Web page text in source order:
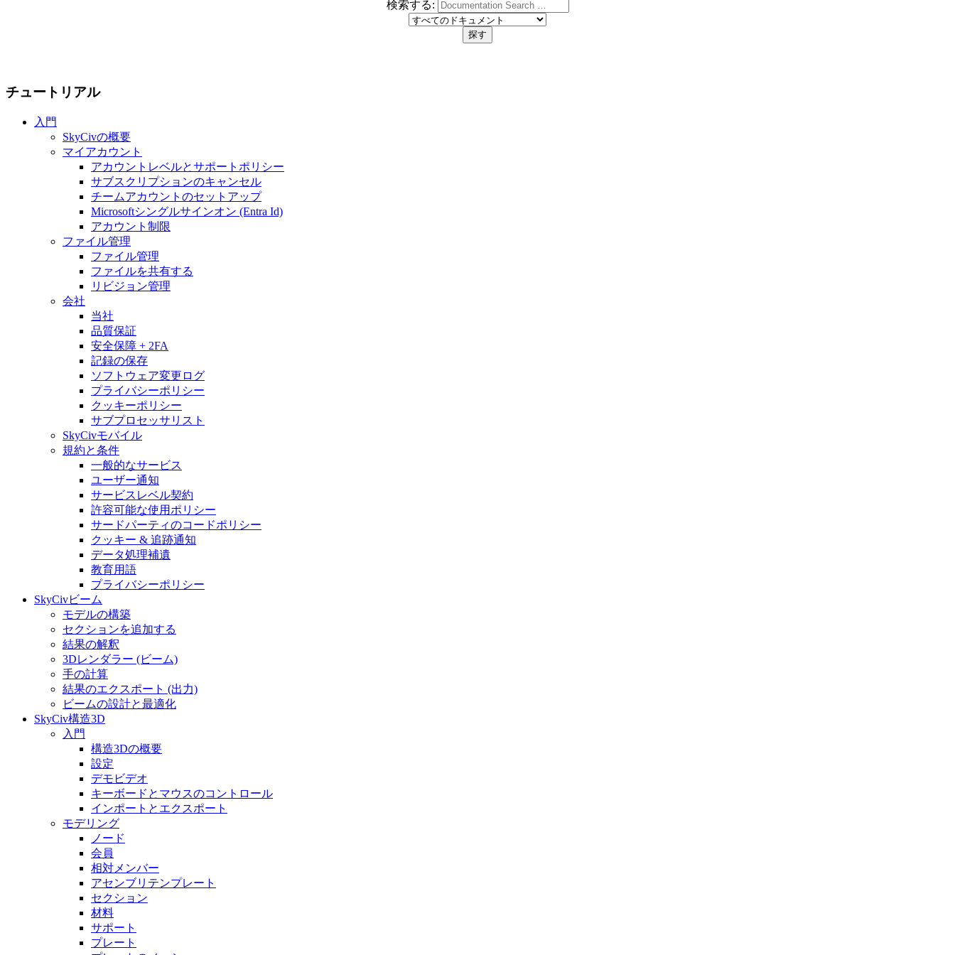
検索する:
チュートリアル
入門
SkyCivの概要
マイアカウント
アカウントレベルとサポートポリシー
サブスクリプションのキャンセル
チームアカウントのセットアップ
Microsoftシングルサインオン (Entra Id)
アカウント制限
ファイル管理
ファイル管理
ファイルを共有する
リビジョン管理
会社
当社
品質保証
安全保障 + 2FA
記録の保存
ソフトウェア変更ログ
プライバシーポリシー
クッキーポリシー
サブプロセッサリスト
SkyCivモバイル
規約と条件
一般的なサービス
ユーザー通知
サービスレベル契約
許容可能な使用ポリシー
サードパーティのコードポリシー
クッキー & 追跡通知
データ処理補遺
教育用語
プライバシーポリシー
SkyCivビーム
モデルの構築
セクションを追加する
結果の解釈
3Dレンダラー (ビーム)
手の計算
結果のエクスポート (出力)
ビームの設計と最適化
SkyCiv構造3D
入門
構造3Dの概要
設定
デモビデオ
キーボードとマウスのコントロール
インポートとエクスポート
モデリング
ノード
会員
相対メンバー
アセンブリテンプレート
セクション
材料
サポート
プレート